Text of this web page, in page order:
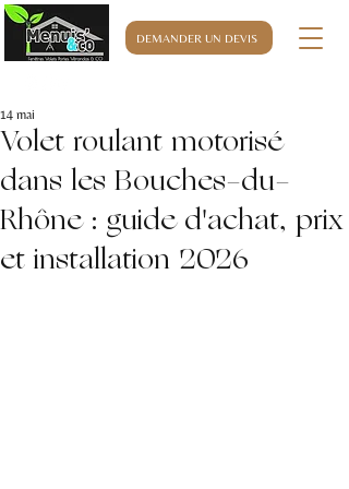
DEMANDER UN DEVIS
Volet roulant motorisé
dans les Bouches-du-
Rhône : guide d'achat, prix
et installation 2026
14 mai